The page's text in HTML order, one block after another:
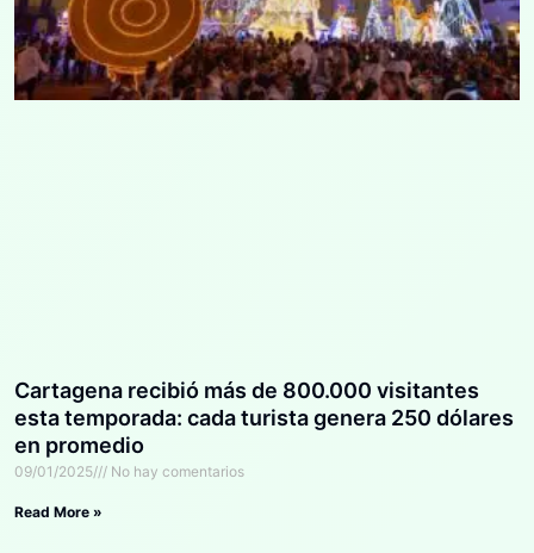
Cartagena recibió más de 800.000 visitantes
esta temporada: cada turista genera 250 dólares
en promedio
09/01/2025 No hay comentarios
Read More »